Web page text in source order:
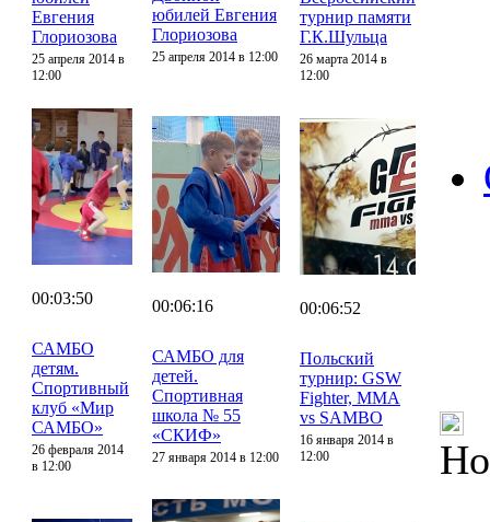
Евгения
Глориозова
25 апреля 2014 в
12:00
юбилей Евгения
Глориозова
25 апреля 2014 в 12:00
турнир памяти
Г.К.Шульца
26 марта 2014 в
12:00
00:03:50
САМБО
детям.
Спортивный
клуб «Мир
САМБО»
26 февраля 2014
в 12:00
00:06:16
САМБО для
детей.
Спортивная
школа № 55
«СКИФ»
27 января 2014 в 12:00
00:06:52
Польский
турнир: GSW
Fighter, MMA
vs SAMBO
16 января 2014 в
12:00